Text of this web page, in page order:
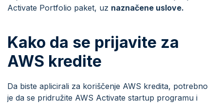
Activate Portfolio paket, uz naznačene uslove.
Kako da se prijavite za
AWS kredite
Da biste aplicirali za koriščenje AWS kredita, potrebno
je da se pridružite AWS Activate startup programu i